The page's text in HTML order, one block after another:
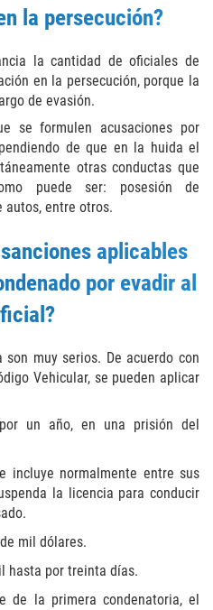
Cheques
Compensación a los
Juego
Seguro de Auto
Seguro De Desempleo
de Salud
Tarjetas de Crédito
Autorizada de la
de Auto
la persecución?
la cantidad de oficiales de
en la persecución, porque la
de evasión.
se formulen acusaciones por
de que en la huida el
otras conductas que
puede ser: posesión de
autos, entre otros.
aplicables
por evadir al
muy serios. De acuerdo con
Vehicular, se pueden aplicar
un año, en una prisión del
incluye normalmente entre sus
la licencia para conducir
mil dólares.
hasta por treinta días.
de la primera condenatoria, el